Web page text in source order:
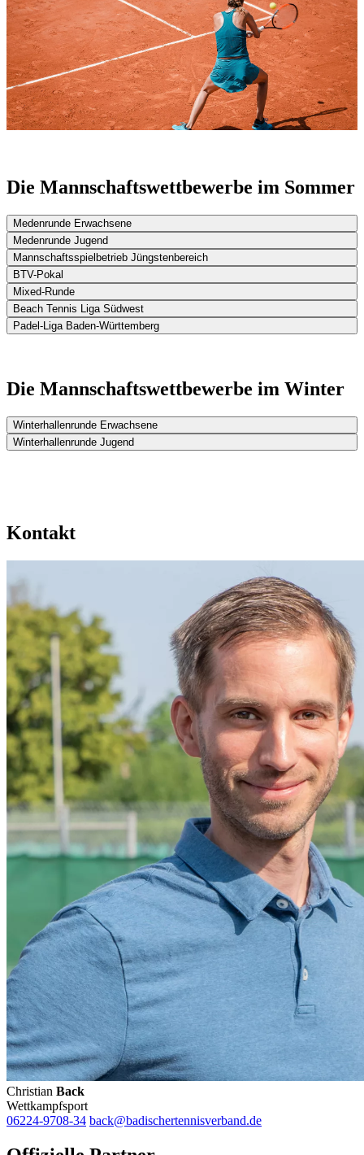
Die Mannschaftswettbewerbe im Sommer
Medenrunde Erwachsene
Medenrunde Jugend
Mannschaftsspielbetrieb Jüngstenbereich
BTV-Pokal
Mixed-Runde
Beach Tennis Liga Südwest
Padel-Liga Baden-Württemberg
Die Mannschaftswettbewerbe im Winter
Winterhallenrunde Erwachsene
Winterhallenrunde Jugend
Kontakt
Christian Back
Wettkampfsport
06224-9708-34 back@badischertennisverband.de